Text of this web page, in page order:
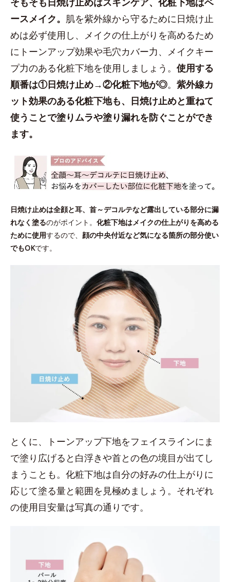
ースメイク。 肌を紫外線から守るために日焼け止
めは必ず使用し、メイクの仕上がりを高めるため
にトーンアップ効果や毛穴カバー力、メイクキー
プ力のある化粧下地を使用しましょう。 使用する
順番は①日焼け止め→②化粧下地が◎。 紫外線カ
ット効果のある化粧下地も、日焼け止めと重ねて
使うことで塗りムラや塗り漏れを防ぐことができ
ます。
日焼け止めは全顔と耳、首～デコルテなど露出している部分に漏
れなく塗るのがポイント。 化粧下地はメイクの仕上がりを高める
ために使用するので、 顔の中央付近など気になる箇所の部分使い
でもOKです。
とくに、トーンアップ下地をフェイスラインにま
で塗り広げると白浮きや首との色の境目が出てし
まうことも。化粧下地は自分の好みの仕上がりに
応じて塗る量と範囲を見極めましょう。それぞれ
の使用目安量は写真の通りです。